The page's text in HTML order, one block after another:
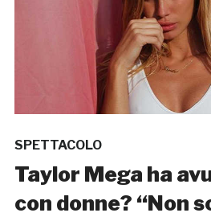
SPETTACOLO
Taylor Mega ha
con donne? “Non